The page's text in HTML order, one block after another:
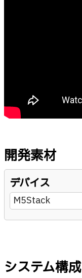
開発素材
デバイス
M5Stack
システム構成